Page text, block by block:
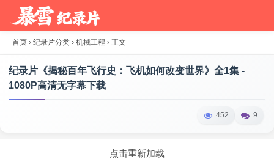
首页 › 纪录片分类 › 机械工程 › 正文
纪录片《揭秘百年飞行史：飞机如何改变世界》全1集 -
1080P高清无字幕下载
452 9
点击重新加载